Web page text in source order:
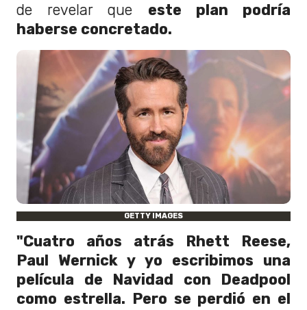
de revelar que este plan podría
haberse concretado.
GETTY IMAGES
"Cuatro años atrás Rhett Reese,
Paul Wernick y yo escribimos una
película de Navidad con Deadpool
como estrella. Pero se perdió en el